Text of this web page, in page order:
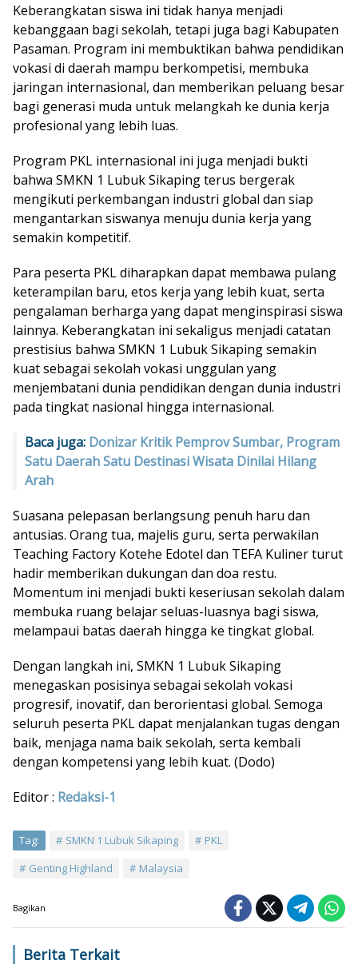
Keberangkatan siswa ini tidak hanya menjadi
kebanggaan bagi sekolah, tetapi juga bagi Kabupaten
Pasaman. Program ini membuktikan bahwa pendidikan
vokasi di daerah mampu berkompetisi, membuka
jaringan internasional, dan memberikan peluang besar
bagi generasi muda untuk melangkah ke dunia kerja
profesional yang lebih luas.
Program PKL internasional ini juga menjadi bukti
bahwa SMKN 1 Lubuk Sikaping terus bergerak
mengikuti perkembangan industri global dan siap
mengantarkan siswanya menuju dunia kerja yang
semakin kompetitif.
Para peserta PKL diharapkan dapat membawa pulang
keterampilan baru, etos kerja yang lebih kuat, serta
pengalaman berharga yang dapat menginspirasi siswa
lainnya. Keberangkatan ini sekaligus menjadi catatan
prestisius bahwa SMKN 1 Lubuk Sikaping semakin
kuat sebagai sekolah vokasi unggulan yang
menjembatani dunia pendidikan dengan dunia industri
pada tingkat nasional hingga internasional.
Baca juga: Donizar Kritik Pemprov Sumbar, Program
Satu Daerah Satu Destinasi Wisata Dinilai Hilang
Arah
Suasana pelepasan berlangsung penuh haru dan
antusias. Orang tua, majelis guru, serta perwakilan
Teaching Factory Kotehe Edotel dan TEFA Kuliner turut
hadir memberikan dukungan dan doa restu.
Momentum ini menjadi bukti keseriusan sekolah dalam
membuka ruang belajar seluas-luasnya bagi siswa,
melampaui batas daerah hingga ke tingkat global.
Dengan langkah ini, SMKN 1 Lubuk Sikaping
menegaskan posisinya sebagai sekolah vokasi
progresif, inovatif, dan berorientasi global. Semoga
seluruh peserta PKL dapat menjalankan tugas dengan
baik, menjaga nama baik sekolah, serta kembali
dengan kompetensi yang lebih kuat. (Dodo)
Editor : Redaksi-1
Tag: SMKN 1 Lubuk Sikaping
PKL
Genting Highland
Malaysia
Bagikan
Berita Terkait